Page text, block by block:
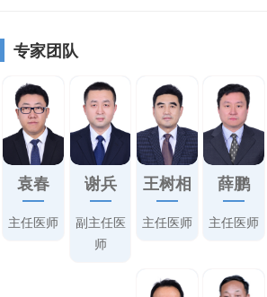
专家团队
袁春
主任医师
谢兵
副主任医
师
王树相
主任医师
薛鹏
主任医师